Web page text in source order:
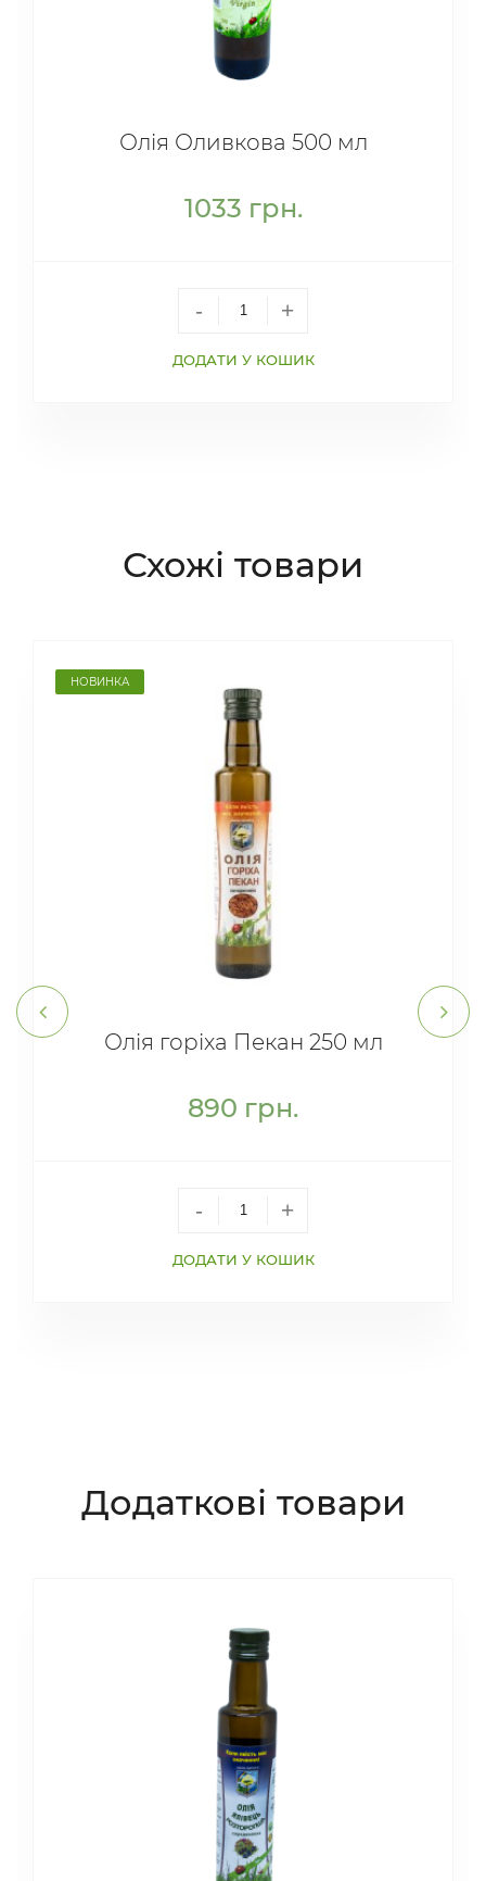
Олія Оливкова 500 мл
1033 грн.
- +
ДОДАТИ У КОШИК
Схожі товари
НОВИНКА
Олія горіха Пекан 250 мл
890 грн.
- +
ДОДАТИ У КОШИК
Додаткові товари